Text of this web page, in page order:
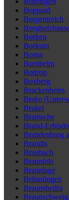
Boppard
Borgentreich
Borken
Borkum
Borna
Bornheim
Bottrop
Boxberg
Brackenheim
Brake
Brakel
Bramsche
Brand-
Brandenburg
Brandis
Braubach
Braunfels
Braunlage
Bräunlingen
Braunsbedra
Braunschweig